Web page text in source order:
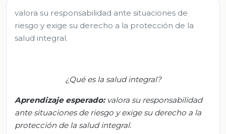
valora su responsabilidad ante situaciones de
riesgo y exige su derecho a la protección de la
salud integral.
¿Qué es la salud integral?
Aprendizaje esperado: valora su responsabilidad
ante situaciones de riesgo y exige su derecho a la
protección de la salud integral.